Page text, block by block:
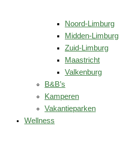
Noord-Limburg
Midden-Limburg
Zuid-Limburg
Maastricht
Valkenburg
B&B’s
Kamperen
Vakantieparken
Wellness